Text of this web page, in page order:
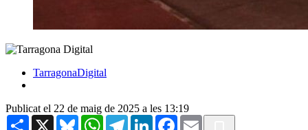
TarragonaDigital
Publicat el 22 de maig de 2025 a les 13:19
Share X BlueskyWhatsAppTelegramLinkedInFacebook
Email